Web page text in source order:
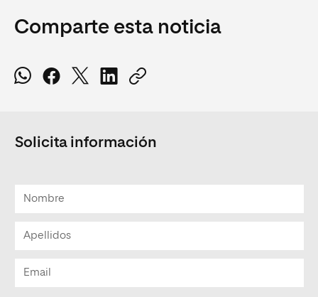
Comparte esta noticia
Solicita información